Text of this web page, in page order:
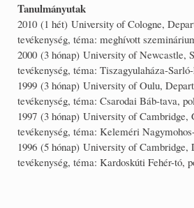
Tanulmányutak
2010 (1 hét) University of Cologne,
tevékenység, téma: meghívott
2000 (3 hónap) University of Newcastle,
tevékenység, téma: Tiszagyulaháza-
1999 (3 hónap) University of Oulu,
tevékenység, téma: Csarodai Báb-tava,
1997 (3 hónap) University of
tevékenység, téma: Keleméri
1996 (5 hónap) University of
tevékenység, téma: Kardoskúti Fehér-tó,